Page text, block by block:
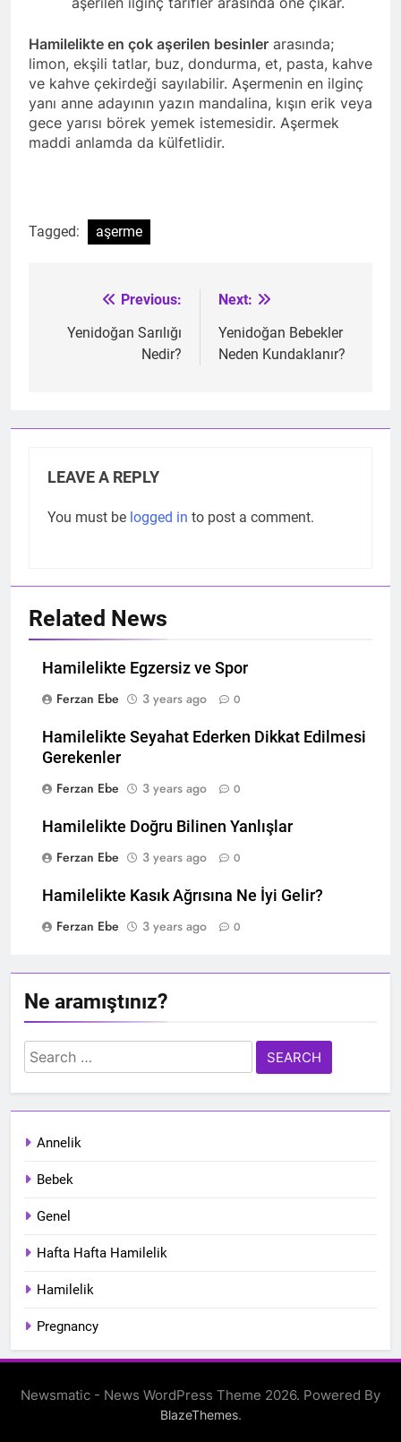
Hamilelikte en çok aşerilen besinler arasında;
limon, ekşili tatlar, buz, dondurma, et, pasta, kahve
ve kahve çekirdeği sayılabilir. Aşermenin en ilginç
yanı anne adayının yazın mandalina, kışın erik veya
gece yarısı börek yemek istemesidir. Aşermek
maddi anlamda da külfetlidir.
Tagged: aşerme
navigation
Previous:
Yenidoğan Sarılığı
Nedir?
Next:
Yenidoğan Bebekler
Neden Kundaklanır?
LEAVE A REPLY
You must be logged in to post a comment.
Related News
Hamilelikte Egzersiz ve Spor
Ferzan Ebe
3 years ago 0
Hamilelikte Seyahat Ederken Dikkat Edilmesi
Gerekenler
Ferzan Ebe
3 years ago 0
Hamilelikte Doğru Bilinen Yanlışlar
Ferzan Ebe
3 years ago 0
Hamilelikte Kasık Ağrısına Ne İyi Gelir?
Ferzan Ebe
3 years ago 0
Ne aramıştınız?
Search
for:
Annelik
Bebek
Genel
Hafta Hafta Hamilelik
Hamilelik
Pregnancy
Newsmatic - News WordPress Theme 2026. Powered By
BlazeThemes.